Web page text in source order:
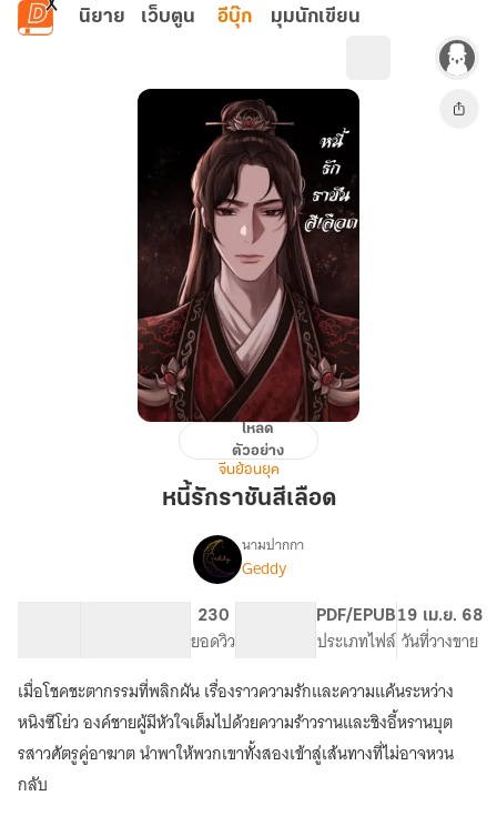
ข้ามไปยังเนื้อหาหลัก
นิยาย เว็บตูน อีบุ๊ก มุมนักเขียน
ราชัน
โหลด
ตัวอย่าง
จีนย้อนยุค
หนี้รักราชันสีเลือด
เรื่อง
นามปากกา
Geddy
230
ยอดวิว
PDF/EPUB
ประเภทไฟล์
19 เม.ย. 68
วันที่วางขาย
เมื่อโชคชะตากรรมที่พลิกผัน เรื่องราวความรักและความแค้นระหว่าง
หนิงซีโย่ว องค์ชายผู้มีหัวใจเต็มไปด้วยความร้าวรานและชิงอี้หรานบุต
รสาวศัตรูคู่อาฆาต นำพาให้พวกเขาทั้งสองเข้าสู่เส้นทางที่ไม่อาจหวน
กลับ